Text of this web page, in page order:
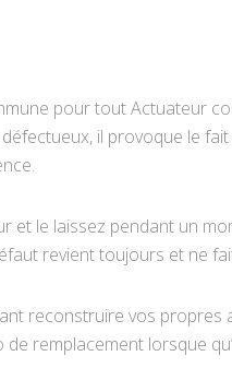
pour tout Actuateur
il provoque le
et le laissez pendant un
revient toujours et ne
reconstruire vos
remplacement lorsque